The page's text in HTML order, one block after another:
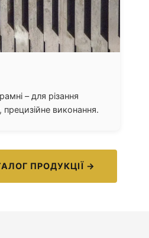
– для різання
прецизійне виконання.
ПРОДУКЦІЇ →